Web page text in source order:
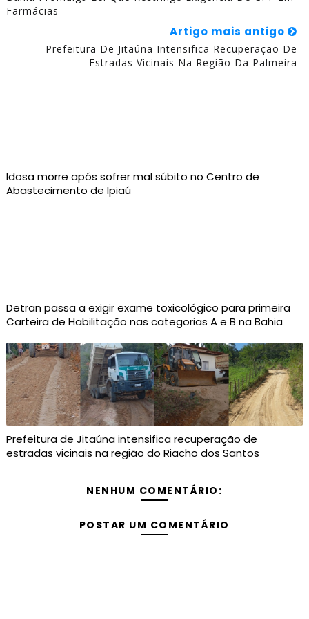
Farmácias
Artigo mais antigo
Prefeitura De Jitaúna Intensifica Recuperação De
Estradas Vicinais Na Região Da Palmeira
Idosa morre após sofrer mal súbito no Centro de
Abastecimento de Ipiaú
Detran passa a exigir exame toxicológico para primeira
Carteira de Habilitação nas categorias A e B na Bahia
Prefeitura de Jitaúna intensifica recuperação de
estradas vicinais na região do Riacho dos Santos
NENHUM COMENTÁRIO:
POSTAR UM COMENTÁRIO